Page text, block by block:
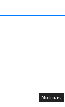
Noticias